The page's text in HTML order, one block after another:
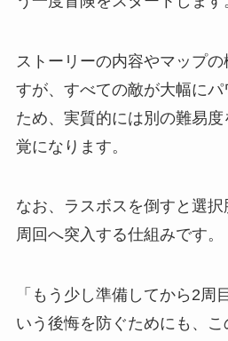
ストーリーの内容やマップ
すが、すべての敵が大幅に
ため、実質的には別の難易
覚になります。
なお、ラスボスを倒すと選
周回へ突入する仕組みです。
「もう少し準備してから2周
いう後悔を防ぐためにも、